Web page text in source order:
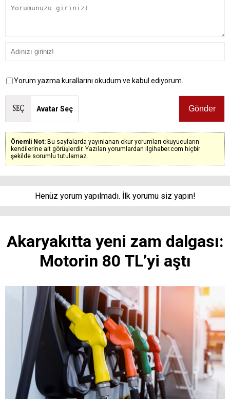
Yorum yazma kurallarını okudum ve kabul ediyorum.
Avatar Seç
Önemli Not: Bu sayfalarda yayınlanan okur yorumları okuyucuların
kendilerine ait görüşlerdir. Yazılan yorumlardan ilgihaber.com hiçbir
şekilde sorumlu tutulamaz.
Henüz yorum yapılmadı. İlk yorumu siz yapın!
Akaryakıtta yeni zam dalgası:
Motorin 80 TL’yi aştı